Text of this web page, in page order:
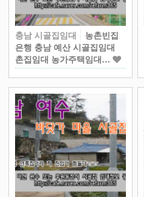
충남 시골집임대
농촌빈집
은행 충남 예산 시골집임대
촌집임대 농가주택임대…